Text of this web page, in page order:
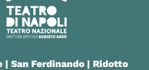
| San Ferdinando | Ridotto